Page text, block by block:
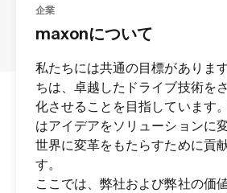
企業
maxonについて
私たちには共通の目標がありま
ちは、卓越したドライブ技術を
化させることを目指しています
はアイデアをソリューションに変
世界に変革をもたらすために貢
す。
ここでは、弊社および弊社の価